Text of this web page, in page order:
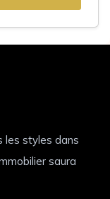
les styles dans
saura